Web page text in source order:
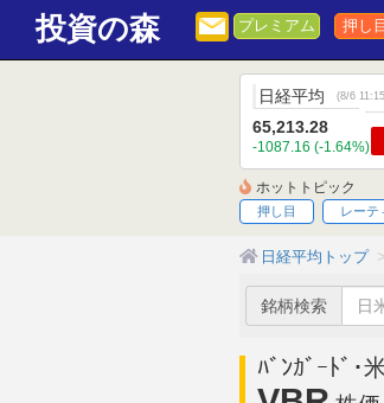
投資の森 プレミアム 押し目
日経平均 (8/6 11:15
65,213.28
-1087.16 (-1.64%)
ホットトピック
押し目 レーテ
日経平均トップ
銘柄検索
ﾊﾞﾝｶﾞｰﾄﾞ･